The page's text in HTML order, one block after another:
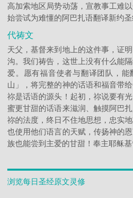
高加索地区局势动荡，宣教事工难
始尝试为难懂的阿巴扎语翻译新约圣
代祷文
天父，基督来到地上的这件事，证
沟。我们祷告，这世上没有什么能
爱。愿有福音使者与翻译团队，能
山」，将完整的神的话语和福音带
祢是话语的源头！起初，祢说要有
蜜更甘甜的话语来滋润、触摸阿巴
祢的法度，终日不住地思想，忠实
也使用他们语言的天赋，传扬神的
族也能尝到主爱的甘甜！奉主耶稣基
浏览每日圣经原文灵修